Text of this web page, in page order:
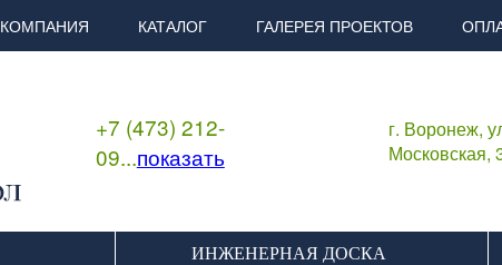
КОМПАНИЯ КАТАЛОГ ГАЛЕРЕЯ ПРОЕКТОВ
+7 (473) 212-
09...показать
г. Воронеж,
Московская,
ИНЖЕНЕРНАЯ ДОСКА